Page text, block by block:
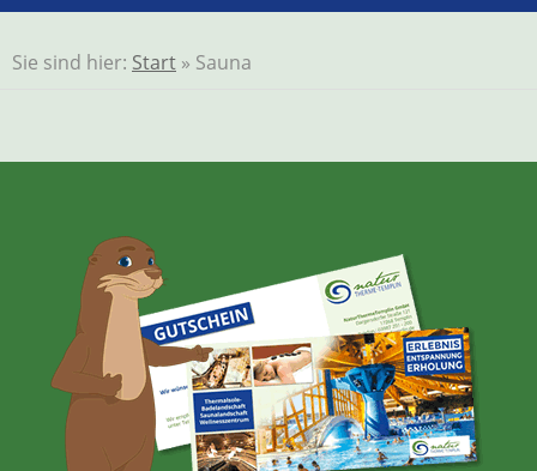
Sie sind hier: Start » Sauna